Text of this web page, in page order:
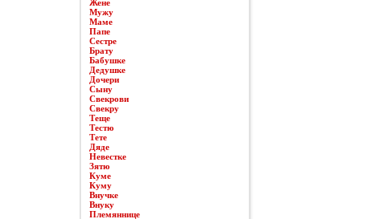
Жене
Мужу
Маме
Папе
Сестре
Брату
Бабушке
Дедушке
Дочери
Сыну
Свекрови
Свекру
Теще
Тестю
Тете
Дяде
Невестке
Зятю
Куме
Куму
Внучке
Внуку
Племяннице